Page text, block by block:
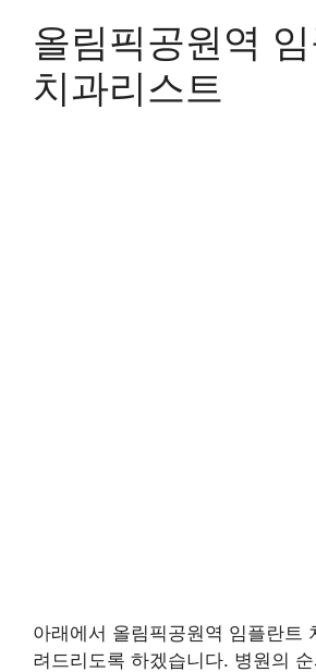
올림픽공원역
치과리스트
아래에서 올림픽공원역 임플란트
려드리도록 하겠습니다. 병원의